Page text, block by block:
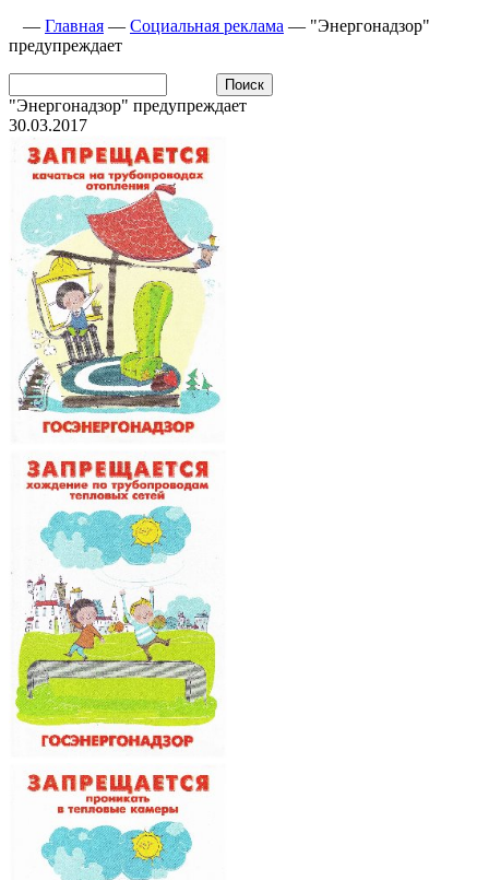
— Главная — Социальная реклама — "Энергонадзор"
предупреждает
"Энергонадзор" предупреждает
30.03.2017